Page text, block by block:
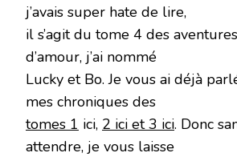
j’avais super hate de lire,
il s’agit du tome 4 des
d’amour, j’ai nommé
Lucky et Bo. Je vous ai déjà
mes chroniques des
tomes 1 ici, 2 ici et 3 ici. Donc
attendre, je vous laisse